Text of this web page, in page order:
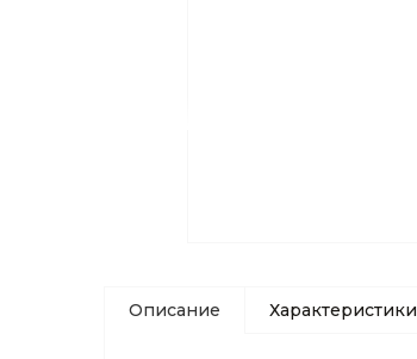
Описание Характеристики